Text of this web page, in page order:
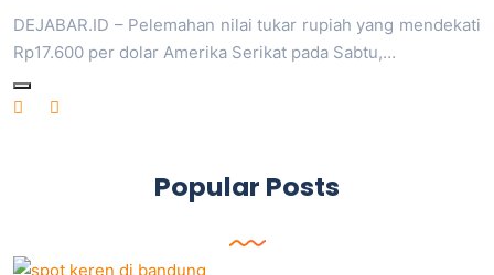
DEJABAR.ID – Pelemahan nilai tukar rupiah yang mendekati
Rp17.600 per dolar Amerika Serikat pada Sabtu,…
Popular Posts